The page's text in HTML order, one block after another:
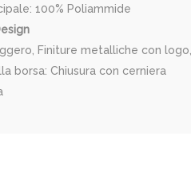
100% Poliammide
Finiture metalliche con
borsa: Chiusura con cerniera